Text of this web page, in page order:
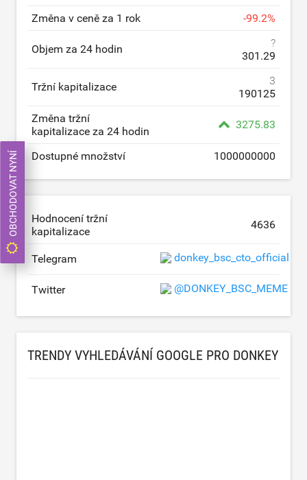
Změna v ceně za 1 rok -99.2%
Objem za 24 hodin
?
301.29
Tržní kapitalizace
3
190125
Změna tržní
kapitalizace za 24 hodin
3275.83
Dostupné množství 1000000000
Hodnocení tržní
kapitalizace
4636
Telegram donkey_bsc_cto_official
Twitter @DONKEY_BSC_MEME
TRENDY VYHLEDÁVÁNÍ GOOGLE PRO DONKEY
OBCHODOVAT NYNÍ